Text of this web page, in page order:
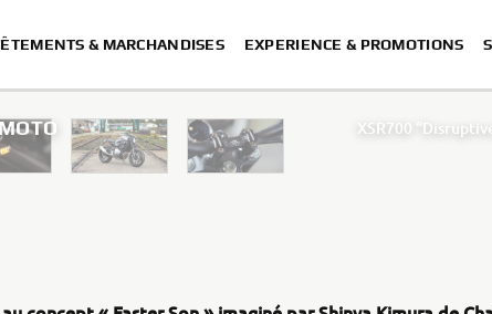
& MARCHANDISES EXPERIENCE & PROMOTIONS
XSR700